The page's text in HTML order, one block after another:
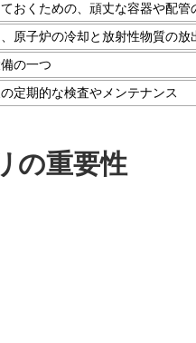
おくための、頑丈な容器や配管
原子炉の冷却と放射性物質の放
の一つ
定期的な検査やメンテナンス
の重要性